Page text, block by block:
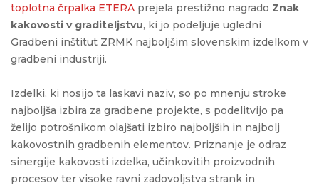
toplotna črpalka ETERA prejela prestižno nagrado Znak
kakovosti v graditeljstvu, ki jo podeljuje ugledni
Gradbeni inštitut ZRMK najboljšim slovenskim izdelkom v
gradbeni industriji.
Izdelki, ki nosijo ta laskavi naziv, so po mnenju stroke
najboljša izbira za gradbene projekte, s podelitvijo pa
želijo potrošnikom olajšati izbiro najboljših in najbolj
kakovostnih gradbenih elementov. Priznanje je odraz
sinergije kakovosti izdelka, učinkovitih proizvodnih
procesov ter visoke ravni zadovoljstva strank in